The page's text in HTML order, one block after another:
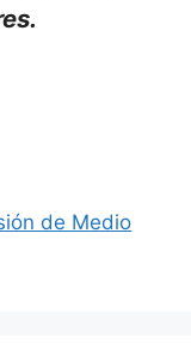
de Medio